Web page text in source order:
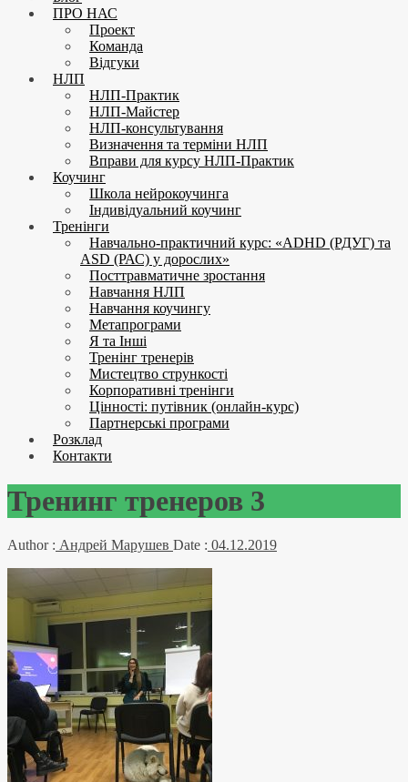
ПРО НАС
Проект
Команда
Відгуки
НЛП
НЛП-Практик
НЛП-Майстер
НЛП-консультування
Визначення та терміни НЛП
Вправи для курсу НЛП-Практик
Коучинг
Школа нейрокоучинга
Індивідуальний коучинг
Тренінги
Навчально-практичний курс: «ADHD (РДУГ) та
ASD (РАС) у дорослих»
Посттравматичне зростання
Навчання НЛП
Навчання коучингу
Метапрограми
Я та Інші
Тренінг тренерів
Мистецтво стрункості
Корпоративні тренінги
Цінності: путівник (онлайн-курс)
Партнерські програми
Розклад
Контакти
Тренинг тренеров 3
Author : Андрей Марушев Date : 04.12.2019